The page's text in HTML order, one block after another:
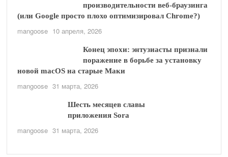
производительности веб-браузинга
(или Google просто плохо оптимизировал Chrome?)
mangoose 10 апреля, 2026
Конец эпохи: энтузиасты признали
поражение в борьбе за установку
новой macOS на старые Маки
mangoose 31 марта, 2026
Шесть месяцев славы
приложения Sora
mangoose 31 марта, 2026